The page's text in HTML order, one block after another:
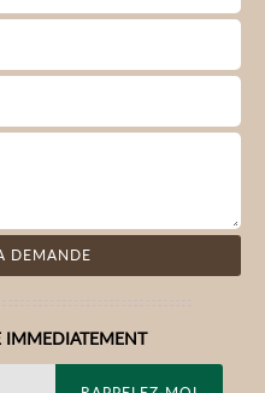
IMMEDIATEMENT